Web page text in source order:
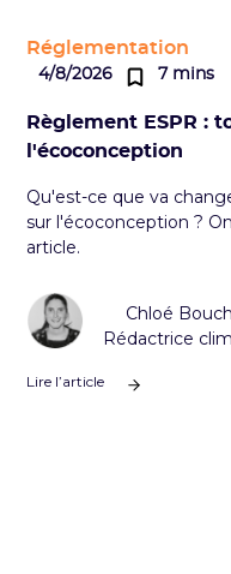
Réglementation
4/8/2026 7 mins
Règlement ESPR :
l'écoconception
Qu'est-ce que va
sur l'écoconception ?
article.
Chloé
Rédactrice
Lire l’article